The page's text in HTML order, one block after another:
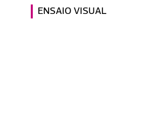
ENSAIO VISUAL